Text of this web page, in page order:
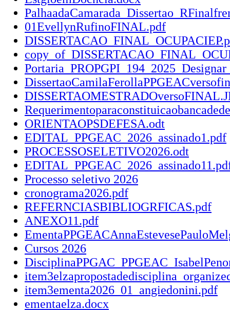
01EvellynRufinoFINAL.pdf
ORIENTAOPSDEFESA.odt
EDITAL_PPGEAC_2026_assinado1.pdf
PROCESSOSELETIVO2026.odt
Processo seletivo 2026
cronograma2026.pdf
REFERNCIASBIBLIOGRFICAS.pdf
ANEXO11.pdf
Cursos 2026
item3ementa2026_01_angiedonini.pdf
ementaelza.docx